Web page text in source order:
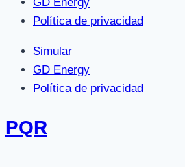
Política de privacidad
Simular
GD Energy
Política de privacidad
PQR